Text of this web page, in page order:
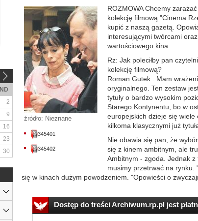
źródło: Nieznane
345401
345402
ROZMOWA Chcemy
kolekcję filmową "Cinema
kupić z naszą gazetą.
interesującymi twórcami
wartościowego kina
Rz: Jak poleciłby pan
kolekcję filmową?
Roman Gutek : Mam
oryginalnego. Ten zestaw
tytuły o bardzo wysokim
Starego Kontynentu, bo w
europejskich dzieje się
kilkoma klasycznymi już
Nie obawia się pan, że
się z kinem ambitnym, ale
Ambitnym - zgoda. Jednak
musimy przetrwać na rynku.
się w kinach dużym powodzeniem. "Opowieści o
Dostęp do treści Archiwum.rp.pl jest
ND
2
9
16
23
30